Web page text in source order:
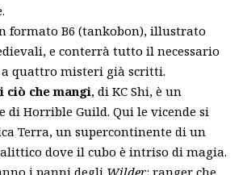
formato B6 (tankobon), illustrato
e conterrà tutto il necessario
quattro misteri già scritti.
ciò che mangi, di KC Shi, è un
di Horrible Guild. Qui le vicende si
Terra, un supercontinente di un
dove il cubo è intriso di magia.
i panni degli Wilder: ranger che